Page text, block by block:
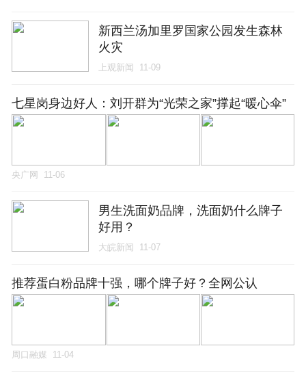
新西兰汤加里罗国家公园发生森林
火灾
上观新闻 11-09
七星岗身边好人：刘开群为“光荣之家”撑起“暖心伞”
央广网 11-06
男生洗面奶品牌，洗面奶什么牌子
好用？
大皖新闻 11-07
推荐蛋白粉品牌十强，哪个牌子好？全网公认
周口融媒 11-04